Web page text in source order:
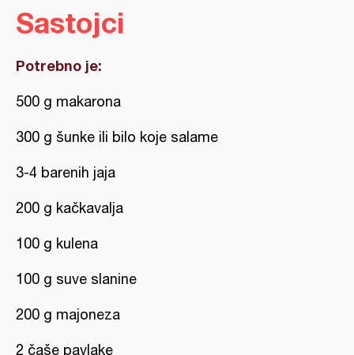
Sastojci
Potrebno je:
500 g makarona
300 g šunke ili bilo koje salame
3-4 barenih jaja
200 g kačkavalja
100 g kulena
100 g suve slanine
200 g majoneza
2 čaše pavlake